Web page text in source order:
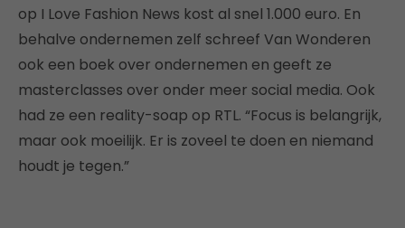
op I Love Fashion News kost al snel 1.000 euro. En
behalve ondernemen zelf schreef Van Wonderen
ook een boek over ondernemen en geeft ze
masterclasses over onder meer social media. Ook
had ze een reality-soap op RTL. “Focus is belangrijk,
maar ook moeilijk. Er is zoveel te doen en niemand
houdt je tegen.”